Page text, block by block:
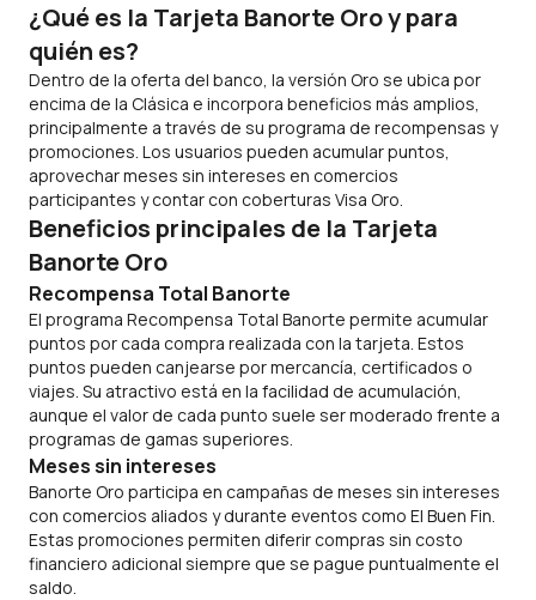
¿Qué es la Tarjeta Banorte Oro y para
quién es?
Dentro de la oferta del banco, la versión Oro se ubica por
encima de la Clásica e incorpora beneficios más amplios,
principalmente a través de su programa de recompensas y
promociones. Los usuarios pueden acumular puntos,
aprovechar meses sin intereses en comercios
participantes y contar con coberturas Visa Oro.
Beneficios principales de la Tarjeta
Banorte Oro
Recompensa Total Banorte
El programa Recompensa Total Banorte permite acumular
puntos por cada compra realizada con la tarjeta. Estos
puntos pueden canjearse por mercancía, certificados o
viajes. Su atractivo está en la facilidad de acumulación,
aunque el valor de cada punto suele ser moderado frente a
programas de gamas superiores.
Meses sin intereses
Banorte Oro participa en campañas de meses sin intereses
con comercios aliados y durante eventos como El Buen Fin.
Estas promociones permiten diferir compras sin costo
financiero adicional siempre que se pague puntualmente el
saldo.